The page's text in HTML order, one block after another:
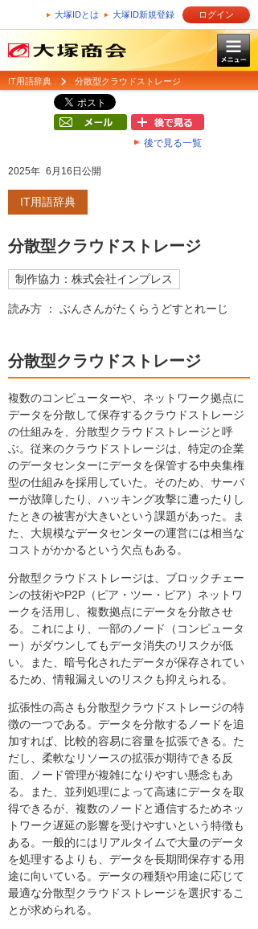
大塚IDとは 大塚ID新規登録 ログイン
IT用語辞典 分散型クラウドストレージ
後で見る一覧
2025年 6月16日公開
IT用語辞典
分散型クラウドストレージ
制作協力：株式会社インプレス
読み方 ： ぶんさんがたくらうどすとれーじ
分散型クラウドストレージ
複数のコンピューターや、ネットワーク拠点に
データを分散して保存するクラウドストレージ
の仕組みを、分散型クラウドストレージと呼
ぶ。従来のクラウドストレージは、特定の企業
のデータセンターにデータを保管する中央集権
型の仕組みを採用していた。そのため、サーバ
ーが故障したり、ハッキング攻撃に遭ったりし
たときの被害が大きいという課題があった。ま
た、大規模なデータセンターの運営には相当な
コストがかかるという欠点もある。
分散型クラウドストレージは、ブロックチェー
ンの技術やP2P（ピア・ツー・ピア）ネットワ
ークを活用し、複数拠点にデータを分散させ
る。これにより、一部のノード（コンピュータ
ー）がダウンしてもデータ消失のリスクが低
い。また、暗号化されたデータが保存されてい
るため、情報漏えいのリスクも抑えられる。
拡張性の高さも分散型クラウドストレージの特
徴の一つである。データを分散するノードを追
加すれば、比較的容易に容量を拡張できる。た
だし、柔軟なリソースの拡張が期待できる反
面、ノード管理が複雑になりやすい懸念もあ
る。また、並列処理によって高速にデータを取
得できるが、複数のノードと通信するためネッ
トワーク遅延の影響を受けやすいという特徴も
ある。一般的にはリアルタイムで大量のデータ
を処理するよりも、データを長期間保存する用
途に向いている。データの種類や用途に応じて
最適な分散型クラウドストレージを選択するこ
とが求められる。